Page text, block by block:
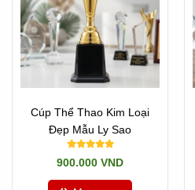
Cúp Thể Thao Kim Loại
Đẹp Mẫu Ly Sao
900.000 VND